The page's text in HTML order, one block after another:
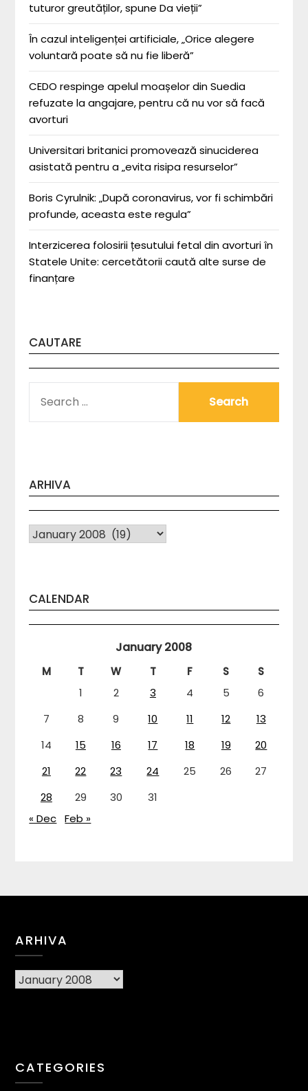
tuturor greutăților, spune Da vieții”
În cazul inteligenței artificiale, „Orice alegere
voluntară poate să nu fie liberă”
CEDO respinge apelul moașelor din Suedia
refuzate la angajare, pentru că nu vor să facă
avorturi
Universitari britanici promovează sinuciderea
asistată pentru a „evita risipa resurselor”
Boris Cyrulnik: „După coronavirus, vor fi schimbări
profunde, aceasta este regula”
Interzicerea folosirii țesutului fetal din avorturi în
Statele Unite: cercetătorii caută alte surse de
finanțare
CAUTARE
FOR:
ARHIVA
Arhiva
CALENDAR
January 2008
M T W T F S
S
1
2 3 4 5
6
7
8 9 10 11 12
13
14
15 16 17 18 19
20
21
22 23 24 25 26
27
28
29 30
31
« Dec Feb »
ARHIVA
Arhiva
CATEGORIES